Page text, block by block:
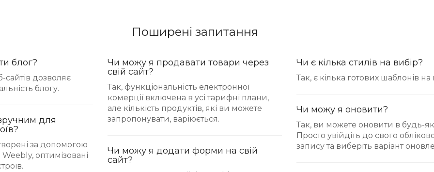
Поширені запитання
блог?
сайтів дозволяє
блогу.
для
за допомогою
оптимізовані
Чи можу я продавати товари через
свій сайт?
Так, функціональність електронної
комерції включена в усі тарифні плани,
але кількість продуктів, які ви можете
запропонувати, варіюється.
Чи можу я додати форми на свій
сайт?
Чи є кілька стилів на вибір?
Так, є кілька готових шаблонів на
Чи можу я оновити?
Так, ви можете оновити в будь-
Просто увійдіть до свого
запису та виберіть варіант